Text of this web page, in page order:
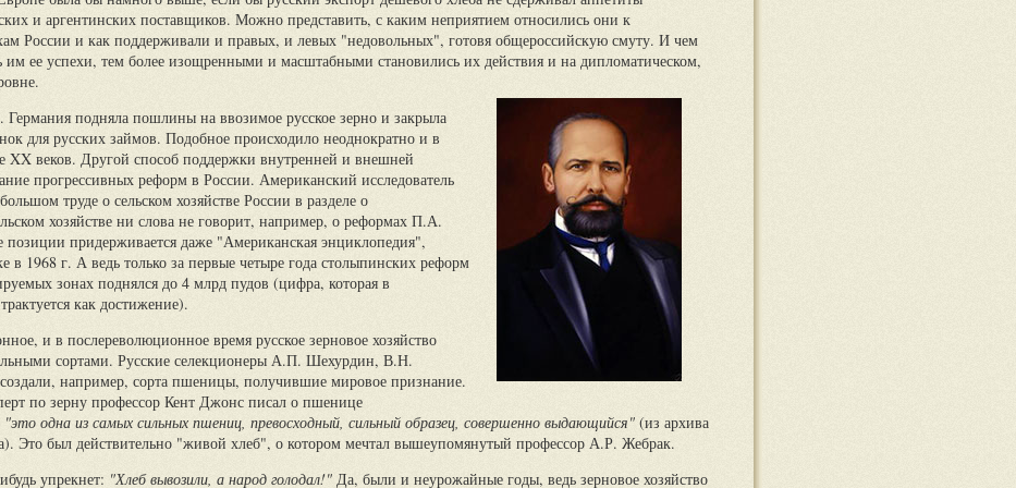
и аргентинских поставщиков. Можно представить, с каким неприятием относились они к
России и как поддерживали и правых, и левых "недовольных", готовя общероссийскую смуту. И чем
им ее успехи, тем более изощренными и масштабными становились их действия и на дипломатическом,
Германия подняла пошлины на ввозимое русское зерно и закрыла
для русских займов. Подобное происходило неоднократно и в
XX веков. Другой способ поддержки внутренней и внешней
прогрессивных реформ в России. Американский исследователь
труде о сельском хозяйстве России в разделе о
хозяйстве ни слова не говорит, например, о реформах П.А.
придерживается даже "Американская энциклопедия",
в 1968 г. А ведь только за первые четыре года столыпинских реформ
зонах поднялся до 4 млрд пудов (цифра, которая в
как достижение).
и в послереволюционное время русское зерновое хозяйство
сортами. Русские селекционеры А.П. Шехурдин, В.Н.
например, сорта пшеницы, получившие мировое признание.
по зерну профессор Кент Джонс писал о пшенице
"это одна из самых сильных пшениц, превосходный, сильный образец, совершенно выдающийся" (из архива
был действительно "живой хлеб", о котором мечтал вышеупомянутый профессор А.Р. Жебрак.
упрекнет: "Хлеб вывозили, а народ голодал!" Да, были и неурожайные годы, ведь зерновое хозяйство